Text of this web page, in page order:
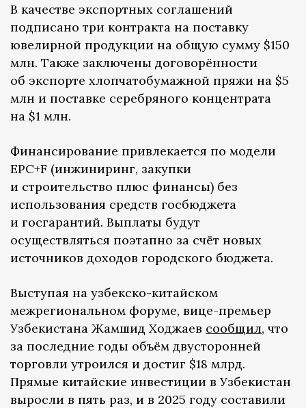
В качестве экспортных соглашений
подписано три контракта на поставку
ювелирной продукции на общую сумму $150
млн. Также заключены договорённости
об экспорте хлопчатобумажной пряжи на $5
млн и поставке серебряного концентрата
на $1 млн.
Финансирование привлекается по модели
EPC+F (инжиниринг, закупки
и строительство плюс финансы) без
использования средств госбюджета
и госгарантий. Выплаты будут
осуществляться поэтапно за счёт новых
источников доходов городского бюджета.
Выступая на узбекско-китайском
межрегиональном форуме, вице-премьер
Узбекистана Жамшид Ходжаев сообщил, что
за последние годы объём двусторонней
торговли утроился и достиг $18 млрд.
Прямые китайские инвестиции в Узбекистан
выросли в пять раз, и в 2025 году составили